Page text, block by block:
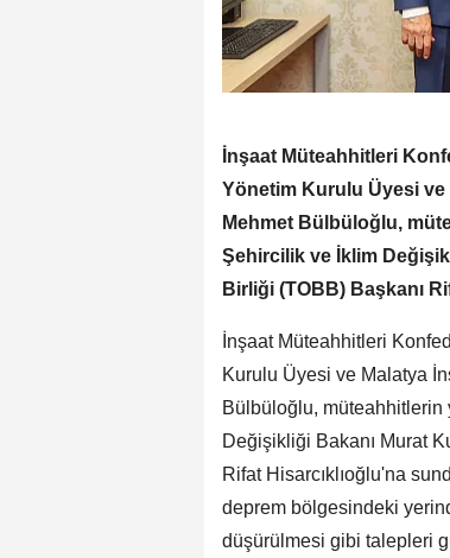
İnşaat Müteahhitleri
Yönetim Kurulu Üyesi ve
Mehmet Bülbüloğlu,
Şehircilik ve İklim
Birliği (TOBB) Başkanı
İnşaat Müteahhitleri
Kurulu Üyesi ve Malatya
Bülbüloğlu, müteahhitlerin
Değişikliği Bakanı Murat
Rifat Hisarcıklıoğlu'na
deprem bölgesindeki
düşürülmesi gibi talepleri